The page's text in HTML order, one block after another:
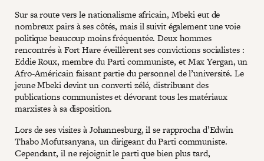
Sur sa route vers le nationalisme africain, Mbeki eut de
nombreux pairs à ses côtés, mais il suivit également une voie
politique beaucoup moins fréquentée. Deux hommes
rencontrés à Fort Hare éveillèrent ses convictions socialistes :
Eddie Roux, membre du Parti communiste, et Max Yergan, un
Afro-Américain faisant partie du personnel de l’université. Le
jeune Mbeki devint un converti zélé, distribuant des
publications communistes et dévorant tous les matériaux
marxistes à sa disposition.
Lors de ses visites à Johannesburg, il se rapprocha d’Edwin
Thabo Mofutsanyana, un dirigeant du Parti communiste.
Cependant, il ne rejoignit le parti que bien plus tard,